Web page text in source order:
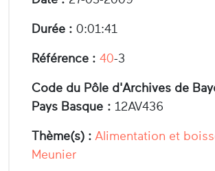
Durée : 0:01:41
Référence : 40-3
Code du Pôle d'Archives de
Pays Basque : 12AV436
Thème(s) : Alimentation et
Meunier